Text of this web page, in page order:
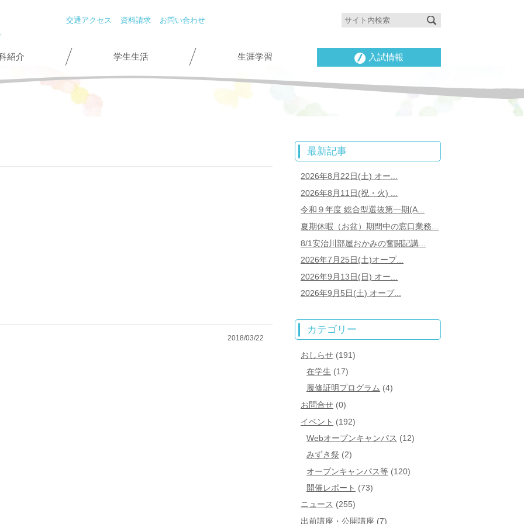
交通アクセス 資料請求 お問い合わせ
紹介 学生生活 生涯学習 入試情報
2018/03/22
最新記事
2026年8月22日(土) オー...
2026年8月11日(祝・火) ...
令和９年度 総合型選抜第一期(A...
夏期休暇（お盆）期間中の窓口業務...
8/1安治川部屋おかみの奮闘記講...
2026年7月25日(土)オープ...
2026年9月13日(日) オー...
2026年9月5日(土) オープ...
カテゴリー
おしらせ (191)
在学生 (17)
履修証明プログラム (4)
お問合せ (0)
イベント (192)
Webオープンキャンパス (12)
みずき祭 (2)
オープンキャンパス等 (120)
開催レポート (73)
ニュース (255)
出前講座・公開講座 (7)